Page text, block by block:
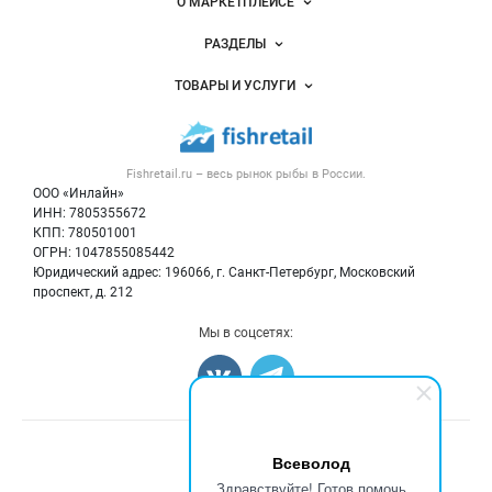
Всеволод
Fishretail.ru – весь рынок рыбы в России.
ООО «Инлайн»
ИНН: 7805355672
КПП: 780501001
ОГРН: 1047855085442
Юридический адрес: 196066, г. Санкт-Петербург, Московский
проспект, д. 212
Новости Fishretail.ru
Размещение рекламы
Публичная оферта
Контактная информация
Политика обработки персональных данных
РАЗДЕЛЫ
Объявления
Новости рынка
Блог
ТОВАРЫ И УСЛУГИ
Рыба
Икра
Мы в соцсетях:
Счетчики, авторское право, логотипы